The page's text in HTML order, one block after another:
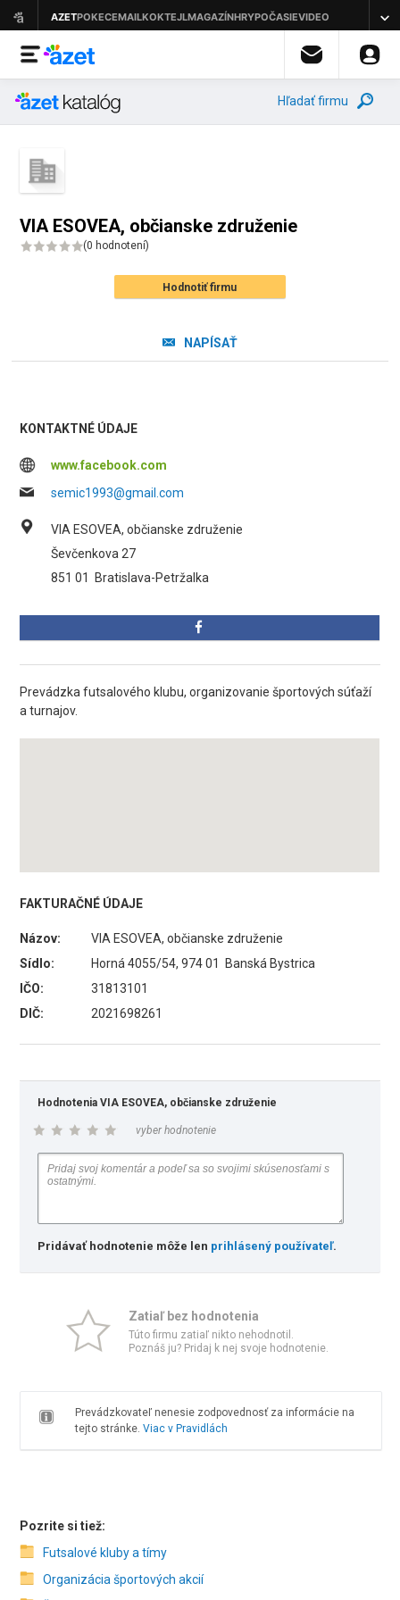
Hľadať firmu
VIA ESOVEA, občianske združenie
(0 hodnotení)
Hodnotiť firmu
NAPÍSAŤ
KONTAKTNÉ ÚDAJE
www.facebook.com
semic1993@gmail.com
VIA ESOVEA, občianske združenie
Ševčenkova 27
851 01
Bratislava-Petržalka
Prevádzka futsalového klubu, organizovanie športových súťaží
a turnajov.
FAKTURAČNÉ ÚDAJE
Názov:
VIA ESOVEA, občianske združenie
Sídlo:
Horná 4055/54, 974 01 Banská Bystrica
IČO:
31813101
DIČ:
2021698261
Hodnotenia VIA ESOVEA, občianske združenie
vyber hodnotenie
Pridávať hodnotenie môže len prihlásený používateľ.
Zatiaľ bez hodnotenia
Túto firmu zatiaľ nikto nehodnotil.
Poznáš ju? Pridaj k nej svoje hodnotenie.
Prevádzkovateľ nenesie zodpovednosť za informácie na
tejto stránke. Viac v Pravidlách
Pozrite si tiež:
Futsalové kluby a tímy
Organizácia športových akcií